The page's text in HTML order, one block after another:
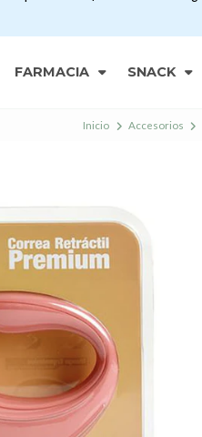
FARMACIA SNACK
Inicio Accesorios